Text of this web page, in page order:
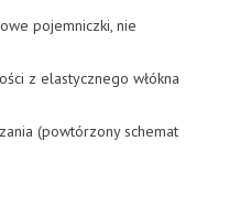
pojemniczki, nie
z elastycznego włókna
(powtórzony schemat